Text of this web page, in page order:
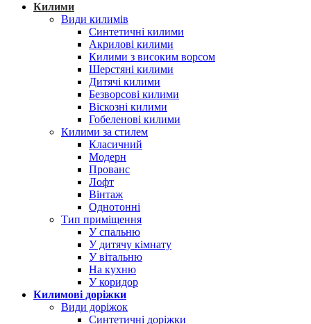
Килими
Види килимів
Синтетичні килими
Акрилові килими
Килими з високим ворсом
Шерстяні килими
Дитячі килими
Безворсові килими
Віскозні килими
Гобеленові килими
Килими за стилем
Класичний
Модерн
Прованс
Лофт
Вінтаж
Однотонні
Тип приміщення
У спальню
У дитячу кімнату
У вітальню
На кухню
У коридор
Килимові доріжки
Види доріжок
Синтетичні доріжки